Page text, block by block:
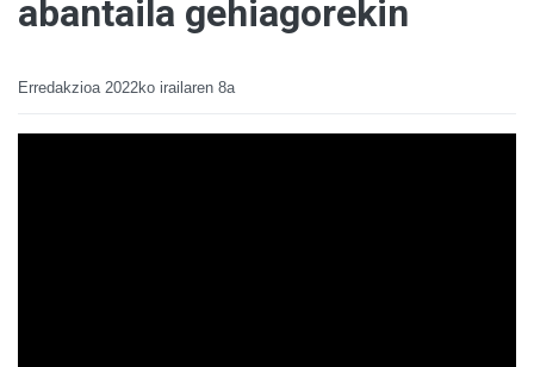
abantaila gehiagorekin
Erredakzioa 2022ko irailaren 8a